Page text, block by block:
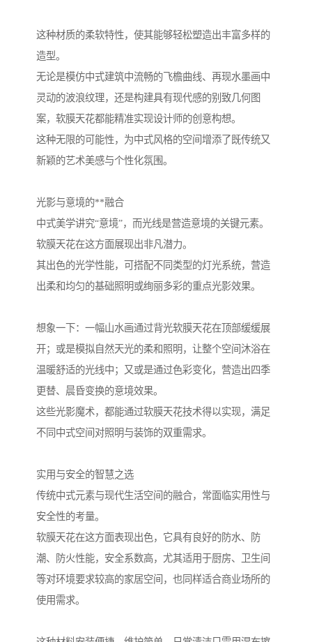
这种材质的柔软特性，使其能够轻松塑造出丰富多样的
造型。
无论是模仿中式建筑中流畅的飞檐曲线、再现水墨画中
灵动的波浪纹理，还是构建具有现代感的别致几何图
案，软膜天花都能精准实现设计师的创意构想。
这种无限的可能性，为中式风格的空间增添了既传统又
新颖的艺术美感与个性化氛围。
光影与意境的**融合
中式美学讲究“意境”，而光线是营造意境的关键元素。
软膜天花在这方面展现出非凡潜力。
其出色的光学性能，可搭配不同类型的灯光系统，营造
出柔和均匀的基础照明或绚丽多彩的重点光影效果。
想象一下：一幅山水画通过背光软膜天花在顶部缓缓展
开；或是模拟自然天光的柔和照明，让整个空间沐浴在
温暖舒适的光线中；又或是通过色彩变化，营造出四季
更替、晨昏变换的意境效果。
这些光影魔术，都能通过软膜天花技术得以实现，满足
不同中式空间对照明与装饰的双重需求。
实用与安全的智慧之选
传统中式元素与现代生活空间的融合，常面临实用性与
安全性的考量。
软膜天花在这方面表现出色，它具有良好的防水、防
潮、防火性能，安全系数高，尤其适用于厨房、卫生间
等对环境要求较高的家居空间，也同样适合商业场所的
使用需求。